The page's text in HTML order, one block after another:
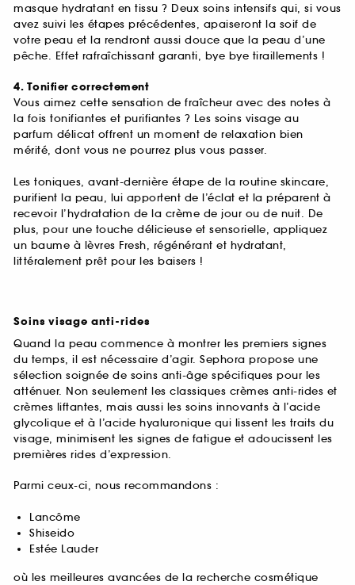
masque hydratant en tissu ? Deux soins intensifs qui, si vous
avez suivi les étapes précédentes, apaiseront la soif de
votre peau et la rendront aussi douce que la peau d’une
pêche. Effet rafraîchissant garanti, bye bye tiraillements !
4. Tonifier correctement
Vous aimez cette sensation de fraîcheur avec des notes à
la fois tonifiantes et purifiantes ? Les soins visage au
parfum délicat offrent un moment de relaxation bien
mérité, dont vous ne pourrez plus vous passer.
Les toniques, avant-dernière étape de la routine skincare,
purifient la peau, lui apportent de l’éclat et la préparent à
recevoir l’hydratation de la crème de jour ou de nuit. De
plus, pour une touche délicieuse et sensorielle, appliquez
un baume à lèvres Fresh, régénérant et hydratant,
littéralement prêt pour les baisers !
Soins visage anti-rides
Quand la peau commence à montrer les premiers signes
du temps, il est nécessaire d’agir. Sephora propose une
sélection soignée de soins anti-âge spécifiques pour les
atténuer. Non seulement les classiques crèmes anti-rides et
crèmes liftantes, mais aussi les soins innovants à l’acide
glycolique et à l’acide hyaluronique qui lissent les traits du
visage, minimisent les signes de fatigue et adoucissent les
premières rides d’expression.
Parmi ceux-ci, nous recommandons :
Lancôme
Shiseido
Estée Lauder
où les meilleures avancées de la recherche cosmétique